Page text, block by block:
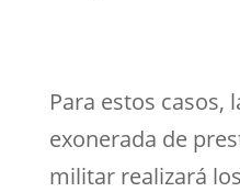
Para estos casos,
exonerada de
militar realizará